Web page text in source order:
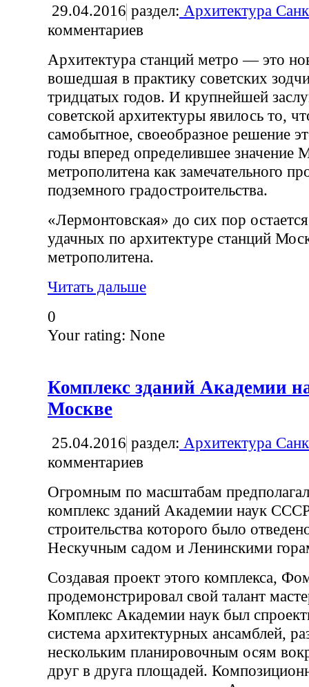
29.04.2016 раздел: Архитектура
комментариев
Архитектура станций метро — это
вошедшая в практику советских
тридцатых годов. И крупнейшей
советской архитектуры явилось то,
самобытное, своеобразное решение
годы вперед определившее значение
метрополитена как замечательного
подземного градостроительства.
«Лермонтовская» до сих пор
удачных по архитектуре станций
метрополитена.
Читать дальше
0
Your rating: None
Комплекс зданий Академии
Москве
25.04.2016 раздел: Архитектура
комментариев
Огромным по масштабам
комплекс зданий Академии наук
строительства которого было
Нескучным садом и Ленинскими
Создавая проект этого комплекса,
продемонстрировал свой талант
Комплекс Академии наук был
система архитектурных ансамблей,
нескольким планировочным осям
друг в друга площадей.